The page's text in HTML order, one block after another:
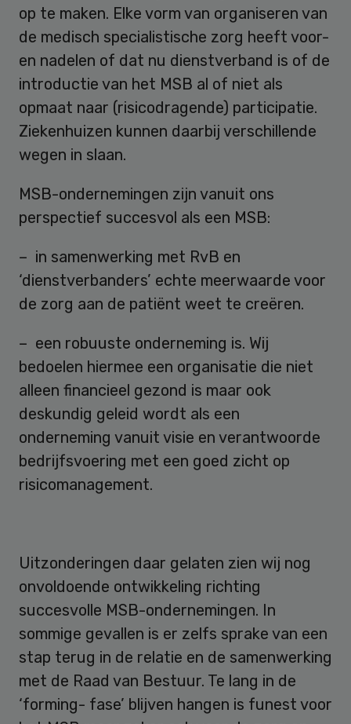
op te maken. Elke vorm van organiseren van
de medisch specialistische zorg heeft voor-
en nadelen of dat nu dienstverband is of de
introductie van het MSB al of niet als
opmaat naar (risicodragende) participatie.
Ziekenhuizen kunnen daarbij verschillende
wegen in slaan.
MSB-ondernemingen zijn vanuit ons
perspectief succesvol als een MSB:
– in samenwerking met RvB en
‘dienstverbanders’ echte meerwaarde voor
de zorg aan de patiënt weet te creëren.
– een robuuste onderneming is. Wij
bedoelen hiermee een organisatie die niet
alleen financieel gezond is maar ook
deskundig geleid wordt als een
onderneming vanuit visie en verantwoorde
bedrijfsvoering met een goed zicht op
risicomanagement.
Uitzonderingen daar gelaten zien wij nog
onvoldoende ontwikkeling richting
succesvolle MSB-ondernemingen. In
sommige gevallen is er zelfs sprake van een
stap terug in de relatie en de samenwerking
met de Raad van Bestuur. Te lang in de
‘forming- fase’ blijven hangen is funest voor